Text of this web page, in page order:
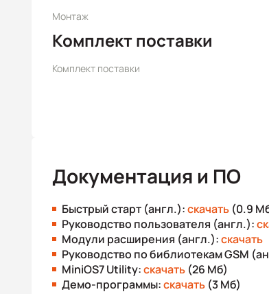
Монтаж
Комплект поставки
Комплект поставки
Документация и ПО
Быстрый старт (англ.):скачать (0.9
Руководство пользователя (англ.):
Модули расширения (англ.):скачать
Руководство по библиотекам GSM
MiniOS7 Utility:скачать (26 Мб)
Демо-программы:скачать (3 Мб)